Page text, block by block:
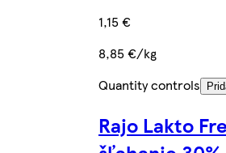
1,15 €
8,85 €/kg
Quantity controls
Rajo Lakto